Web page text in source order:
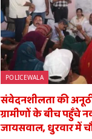
POLICEWALA
संवेदनशीलता की
ग्रामीणों के बीच पहुँचे
जायसवाल, धुरवार में